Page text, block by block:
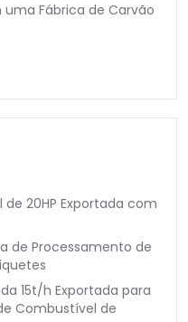
Fábrica de Carvão
20HP Exportada com
de Processamento de
15t/h Exportada para
Combustível de